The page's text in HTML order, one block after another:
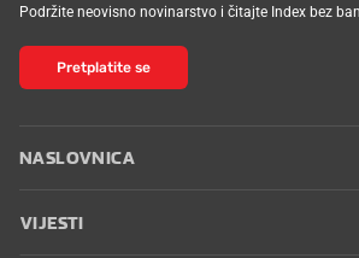
Podržite neovisno novinarstvo i čitajte Index bez
Pretplatite se
NASLOVNICA
VIJESTI